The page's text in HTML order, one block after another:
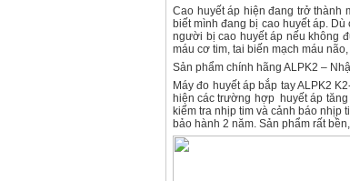
Cao huyết áp hiện đang trở thành
biết mình đang bị cao huyết áp.
người bị cao huyết áp nếu không
máu cơ tim, tai biến mạch máu
Sản phẩm chính hãng ALPK2 –
Máy đo huyết áp bắp tay ALPK2
hiện các trường hợp huyết áp
kiểm tra nhịp tim và cảnh báo
bảo hành 2 năm. Sản phẩm rất